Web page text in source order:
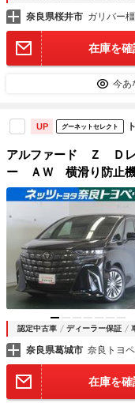
奈良県桜井市 ガリバー
在庫を
今あ
UP グーネットセレクト
アルファード Ｚ Ｄ
ー ＡＷ 横滑り防止
プレイヤー接続 １オ
コン エアコン パワ
認定中古車 ディーラー保証
奈良県葛城市
在庫を